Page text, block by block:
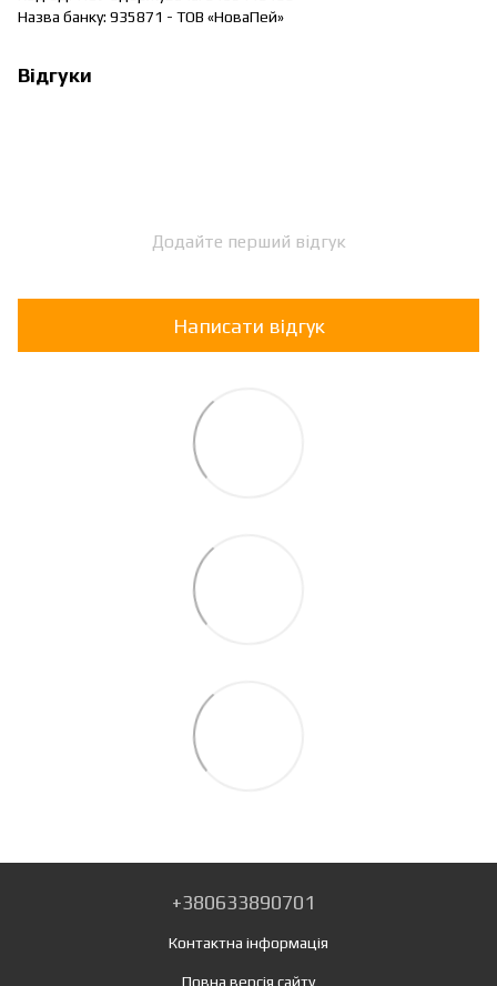
Назва банку: 935871 - ТОВ «НоваПей»
Відгуки
Додайте перший відгук
Написати відгук
+380633890701
Контактна інформація
Повна версія сайту